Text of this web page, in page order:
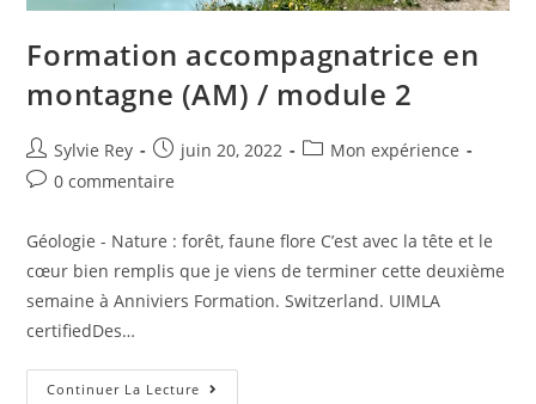
Formation accompagnatrice en
montagne (AM) / module 2
Sylvie Rey juin 20, 2022
Mon expérience
0 commentaire
Géologie - Nature : forêt, faune flore C’est avec la tête et le
cœur bien remplis que je viens de terminer cette deuxième
semaine à Anniviers Formation. Switzerland. UIMLA
certifiedDes…
Continuer La Lecture